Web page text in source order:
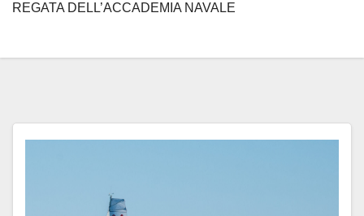
REGATA DELL’ACCADEMIA NAVALE